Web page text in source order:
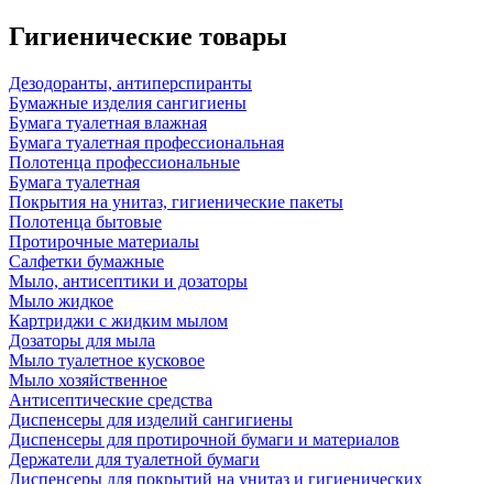
Гигиенические товары
Дезодоранты, антиперспиранты
Бумажные изделия сангигиены
Бумага туалетная влажная
Бумага туалетная профессиональная
Полотенца профессиональные
Бумага туалетная
Покрытия на унитаз, гигиенические пакеты
Полотенца бытовые
Протирочные материалы
Салфетки бумажные
Мыло, антисептики и дозаторы
Мыло жидкое
Картриджи с жидким мылом
Дозаторы для мыла
Мыло туалетное кусковое
Мыло хозяйственное
Антисептические средства
Диспенсеры для изделий сангигиены
Диспенсеры для протирочной бумаги и материалов
Держатели для туалетной бумаги
Диспенсеры для покрытий на унитаз и гигиенических